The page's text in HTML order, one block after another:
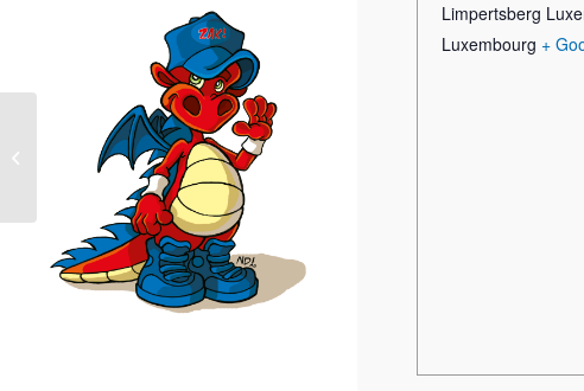
Limpertsberg
Luxembourg +
Basketball Training